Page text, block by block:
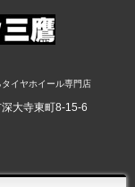
イヤホイール専門店
大寺東町8-15-6